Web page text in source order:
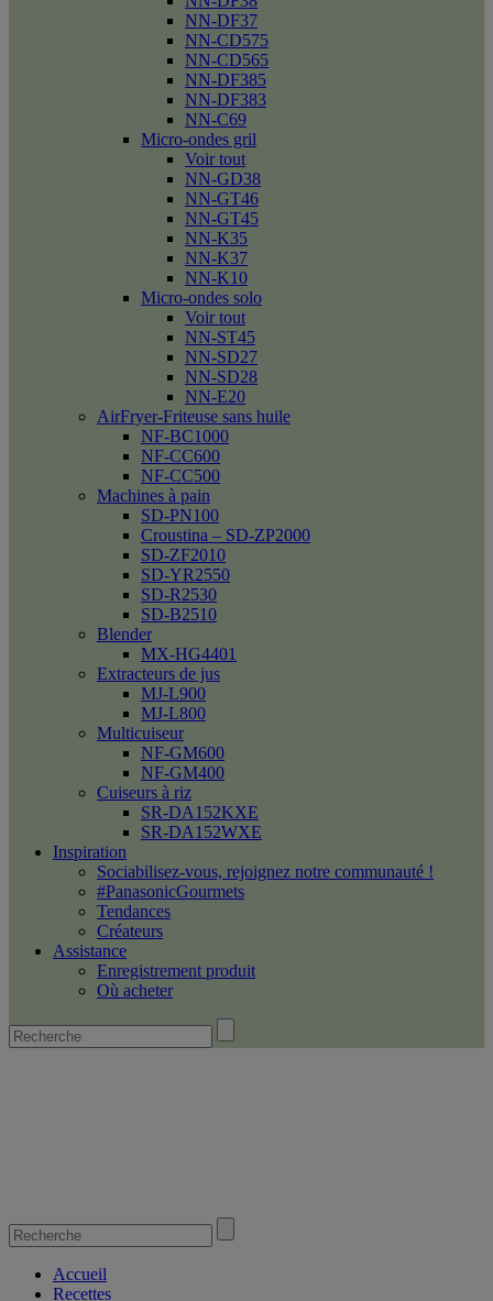
NN-DF37
NN-CD575
NN-CD565
NN-DF385
NN-DF383
NN-C69
Micro-ondes gril
Voir tout
NN-GD38
NN-GT46
NN-GT45
NN-K35
NN-K37
NN-K10
Micro-ondes solo
Voir tout
NN-ST45
NN-SD27
NN-SD28
NN-E20
AirFryer-Friteuse sans huile
NF-BC1000
NF-CC600
NF-CC500
Machines à pain
SD-PN100
Croustina – SD-ZP2000
SD-ZF2010
SD-YR2550
SD-R2530
SD-B2510
Blender
MX-HG4401
Extracteurs de jus
MJ-L900
MJ-L800
Multicuiseur
NF-GM600
NF-GM400
Cuiseurs à riz
SR-DA152KXE
SR-DA152WXE
Inspiration
Sociabilisez-vous, rejoignez notre communauté !
#PanasonicGourmets
Tendances
Créateurs
Assistance
Enregistrement produit
Où acheter
Accueil
Recettes